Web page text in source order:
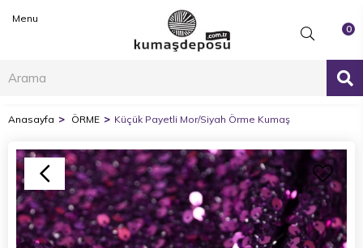
0
Menu
Anasayfa ÖRME Küçük Payetli Mor/Siyah Örme Kumaş